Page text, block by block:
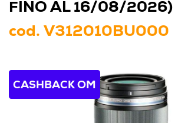
FINO AL 16/08/2026)
cod. V312010BU000
CASHBACK OM